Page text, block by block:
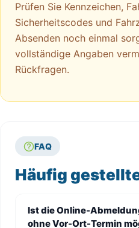
Prüfen Sie Kennzeichen,
Sicherheitscodes und
Absenden noch einmal
vollständige Angaben
Rückfragen.
FAQ
Häufig
Ist die Online-
ohne Vor-Ort-Termin